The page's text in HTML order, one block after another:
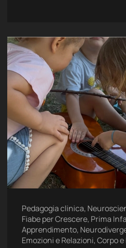
Pedagogia clinica,
Fiabe per Crescere, Prima
Apprendimento,
Emozioni e Relazioni, Corpo